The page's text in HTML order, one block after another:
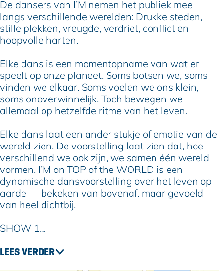
C
e
n
t
r
e
c
e
C
e
n
t
r
e
n
c
e
C
e
n
t
r
e
C
e
n
t
r
e
a
n
c
e
C
e
n
t
r
e
De dansers van I’M nemen het publiek mee
langs verschillende werelden: Drukke steden,
stille plekken, vreugde, verdriet, conflict en
hoopvolle harten.
Elke dans is een momentopname van wat er
speelt op onze planeet. Soms botsen we, soms
vinden we elkaar. Soms voelen we ons klein,
soms onoverwinnelijk. Toch bewegen we
allemaal op hetzelfde ritme van het leven.
Elke dans laat een ander stukje of emotie van de
wereld zien. De voorstelling laat zien dat, hoe
verschillend we ook zijn, we samen één wereld
vormen. I’M on TOP of the WORLD is een
dynamische dansvoorstelling over het leven op
aarde — bekeken van bovenaf, maar gevoeld
van heel dichtbij.
SHOW 1…
LEES VERDER